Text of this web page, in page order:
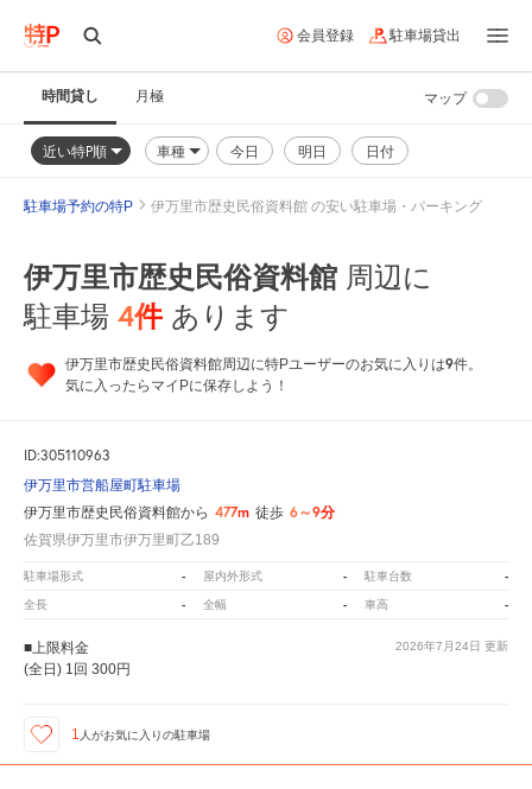
会員登録 駐車場貸出
時間貸し 月極
近い特P順 車種 今日 明日 日付
マップ
駐車場予約の特P 伊万里市歴史民俗資料館 の安い駐車場・パーキング
伊万里市歴史民俗資料館 周辺に
駐車場 4件 あります
伊万里市歴史民俗資料館周辺に特Pユーザーのお気に入りは9件。
気に入ったらマイPに保存しよう！
ID:305110963
伊万里市営船屋町駐車場
伊万里市歴史民俗資料館から 477m 徒歩 6～9分
佐賀県伊万里市伊万里町乙189
駐車場形式 - 屋内外形式 - 駐車台数 -
全長 - 全幅 - 車高 -
2026年7月24日 更新
■上限料金
(全日) 1回 300円
1 人がお気に入りの駐車場